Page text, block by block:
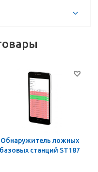
Обнаружитель ложных
базовых станций ST187